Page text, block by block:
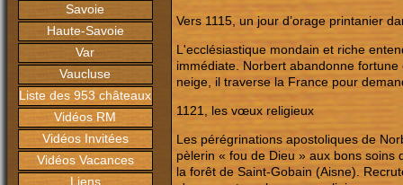
Savoie
Haute-Savoie
Var
Vaucluse
Liste des 953 châteaux
Vidéos RM
Vidéos Invitées
Vidéos Vacances
Liens
Vers 1115, un jour d’orage printanier
L'ecclésiastique mondain et riche
immédiate. Norbert abandonne
neige, il traverse la France pour
1121, les vœux religieux
Les pérégrinations apostoliques de
pèlerin « fou de Dieu » aux bons
la forêt de Saint-Gobain (Aisne).